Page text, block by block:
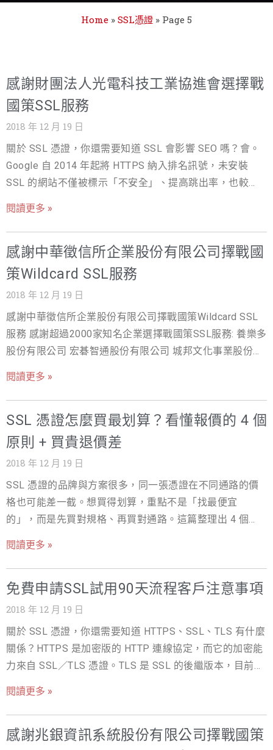
Home » SSL憑證 » Page 5
感謝財團法人光電科技工業協進會選擇戰
國策SSL服務
2018 年 12 月 19 日
關於 SSL 憑證，你還需要知道 SSL 會影響 SEO 嗎？會。
Google 自 2014 年起將 HTTPS 納入排名訊號，未安裝
SSL 的網站不僅被標示「不安全」、提高跳出率，也較難
整指南｜SSL 憑證費用比較｜SSL 憑證種類怎麼選｜免費
SSL 申請
閱讀更多 »
感謝中華徵信所企業股份有限公司擇戰國
策Wildcard SSL服務
2018 年 12 月 19 日
感謝中華徵信所企業股份有限公司擇戰國策Wildcard SSL
服務 感謝超過2000家知名企業選擇戰國策SSL服務: 養樂多
股份有限公司 宏碁智通股份有限公司 城邦文化事業股份有
股份有限公司 中美生技醫藥股份有限公司 空中美語文教事
業股份有限公司 中華徵信所企業股份有限公司 愛上新鮮股
份有限公司 御豹企業股份有限公司 晶化生技醫藥股份有限
協會 福有旅行社有限公司 威翔航空科技股份有限公司 選擇
戰國策SSL的四大服務優勢: 1.買2年SSL贈送六大好禮
2.365天24小時全年無休服務 3.免費試用90天，免費提供安
裝SSL服務 4.非本公司主機客戶買SSL，若貴站主機商無法
安裝SSL本公司將免費贈送虛擬主機一年 為貴公司網站資
commerce/ssl/ (現在加入戰國策會員就送300元購物金)
若您有任何問題，歡迎您洽詢戰國策24小時客服中心：
4499-319（手機直撥請加02） 延伸閱讀我司相關服務 主
機服務介紹 SSL安全性憑證服務介紹 促銷專區服務介紹 關
於 SSL 憑證，你還需要知道 HTTPS、SSL、TLS 有什麼關
來自 SSL／TLS 憑證。TLS 是 SSL 的後繼版本，目前所有
網站才能啟用 HTTPS 安全連線。 延伸閱讀：SSL 是什
麼？完整指南｜SSL 憑證費用比較｜SSL 憑證種類怎麼選
閱讀更多 »
SSL 憑證怎麼買最划算？看懂報價的 4 個
原則 + 買貴退價差
2018 年 12 月 19 日
SSL 憑證的品牌與方案很多，同一張憑證在不同通路的價
格也可能差一截。想買得划算，重點不是「找最便宜
的」，而是先買對規格、再買對通路。這篇整理出 4 個採
種類，可參考 SSL 憑證完整指南。 ｜買 SSL 前，先確認
你真正需要的規格 買太高的規格是最常見的浪費。動手比
價前，先回答這幾個問題： 要保護幾個網域？單一網域選
個主網域則看多網域（UCC）。 需要公司驗證嗎？個人網
站、部落格用 DV 就夠；電商、金流、會員制才需要 OV／
EV。 會用幾年？若打算長期經營，一次簽多年通常比逐年
買更省。 ｜聰明採購 4 原則 確認需求，不買過頭：先定義
網更有價格優勢。 善用多年約與續約折扣：一次簽多年或
閱讀更多 »
免費申請SSL試用90天流程客戶注意事項
2018 年 12 月 19 日
關於 SSL 憑證，你還需要知道 HTTPS、SSL、TLS 有什麼
關係？HTTPS 是加密版的 HTTP 連線協定，而它的加密能
力來自 SSL／TLS 憑證。TLS 是 SSL 的後繼版本，目前所
什麼？完整指南｜SSL 憑證費用比較｜SSL 憑證種類怎麼
選｜免費 SSL 申請
閱讀更多 »
感謝兆銀資訊系統股份有限公司擇戰國策